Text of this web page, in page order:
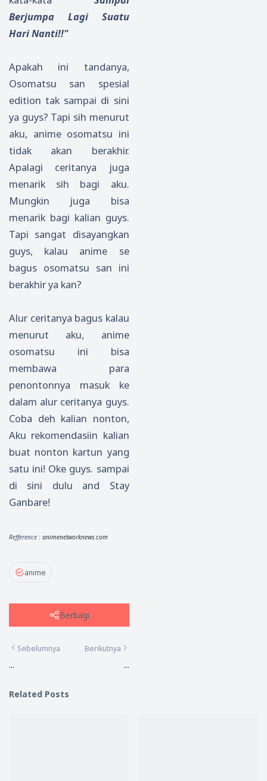
Berjumpa Lagi Suatu
Hari Nanti!!"
Apakah ini tandanya,
Osomatsu san spesial
edition tak sampai di sini
ya guys? Tapi sih menurut
aku, anime osomatsu ini
tidak akan berakhir.
Apalagi ceritanya juga
menarik sih bagi aku.
Mungkin juga bisa
menarik bagi kalian guys.
Tapi sangat disayangkan
guys, kalau anime se
bagus osomatsu san ini
berakhir ya kan?
Alur ceritanya bagus kalau
menurut aku, anime
osomatsu ini bisa
membawa para
penontonnya masuk ke
dalam alur ceritanya guys.
Coba deh kalian nonton,
Aku rekomendasiin kalian
buat nonton kartun yang
satu ini! Oke guys. sampai
di sini dulu and Stay
Ganbare!
Refference : animenetworknews.com
anime
Berbagi
Sebelumnya
...
Berikutnya
...
Related Posts